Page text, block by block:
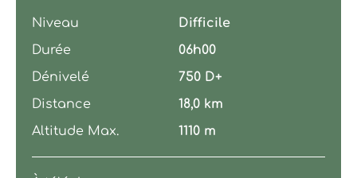
Niveau
Difficile
Durée
06h00
Dénivelé
750 D+
Distance
18,0 km
Altitude Max.
1110 m